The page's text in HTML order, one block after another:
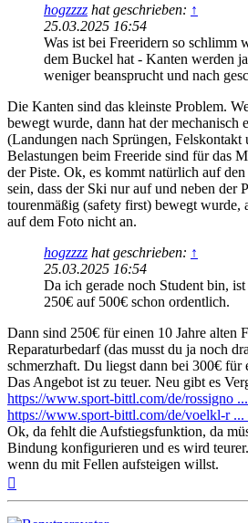
hogzzzz hat geschrieben: ↑
25.03.2025 16:54
Was ist bei Freeridern so schlimm
dem Buckel hat - Kanten werden
weniger beansprucht und nach
Die Kanten sind das kleinste Problem.
bewegt wurde, dann hat der mechanisch
(Landungen nach Sprüngen,
Belastungen beim Freeride sind für das
der Piste. Ok, es kommt natürlich auf
sein, dass der Ski nur auf und neben der
tourenmäßig (safety first) bewegt wurde,
auf dem Foto nicht an.
hogzzzz hat geschrieben: ↑
25.03.2025 16:54
Da ich gerade noch Student bin,
250€ auf 500€ schon ordentlich.
Dann sind 250€ für einen 10 Jahre alten
Reparaturbedarf (das musst du ja noch
schmerzhaft. Du liegst dann bei 300€ für
Das Angebot ist zu teuer. Neu gibt es
https://www.sport-bittl.com/de/rossigno
https://www.sport-bittl.com/de/voelkl-r ...
Ok, da fehlt die Aufstiegsfunktion, da
Bindung konfigurieren und es wird
wenn du mit Fellen aufsteigen willst.